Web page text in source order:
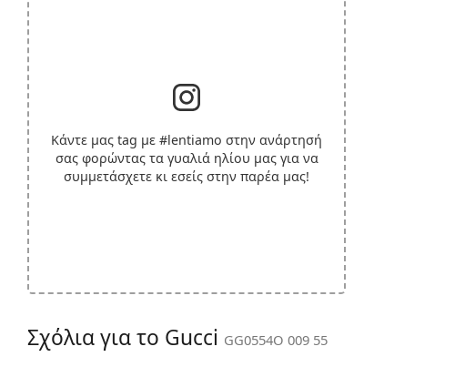
Κάντε μας tag με #lentiamo στην ανάρτησή
σας φορώντας τα γυαλιά ηλίου μας για να
συμμετάσχετε κι εσείς στην παρέα μας!
Σχόλια για το Gucci GG0554O 009 55